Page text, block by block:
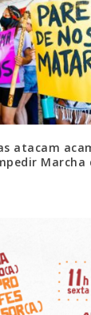
atacam
Marcha